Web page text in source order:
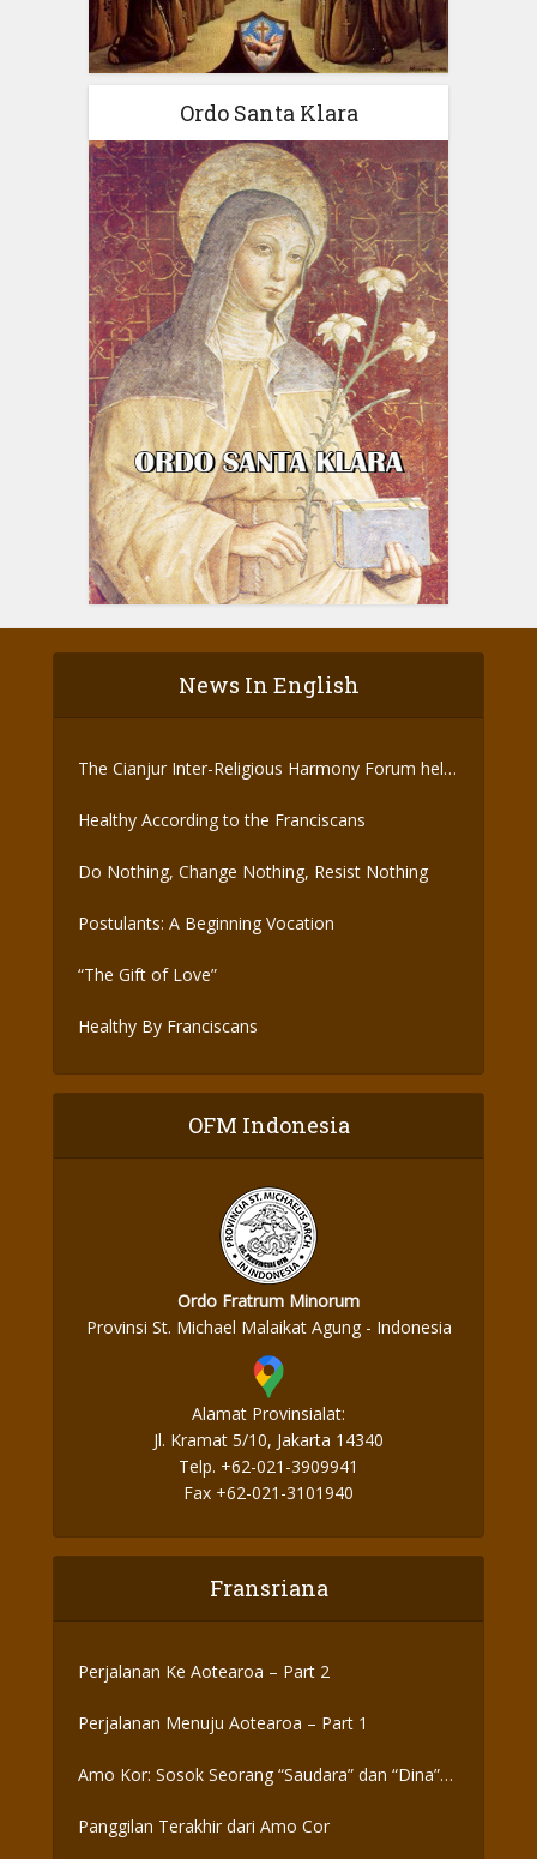
Ordo Santa Klara
News In English
The Cianjur Inter-Religious Harmony Forum held
Healthy According to the Franciscans
Do Nothing, Change Nothing, Resist Nothing
Postulants: A Beginning Vocation
“The Gift of Love”
Healthy By Franciscans
OFM Indonesia
Ordo Fratrum Minorum
Provinsi St. Michael Malaikat Agung - Indonesia
Alamat Provinsialat:
Jl. Kramat 5/10, Jakarta 14340
Telp. +62-021-3909941
Fax +62-021-3101940
Fransriana
Perjalanan Ke Aotearoa – Part 2
Perjalanan Menuju Aotearoa – Part 1
Amo Kor: Sosok Seorang “Saudara” dan “Dina”
Panggilan Terakhir dari Amo Cor